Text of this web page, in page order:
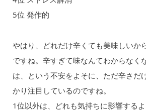
5位 発作的
やはり、どれだけ辛くても美味しいか
ですね。辛すぎて味なんてわからなく
は、という不安をよそに、ただ辛さだ
かり注目しているのですね。
1位以外は、どれも気持ちに影響する